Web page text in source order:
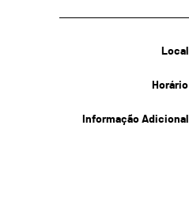
Local
Horário
Informação Adicional